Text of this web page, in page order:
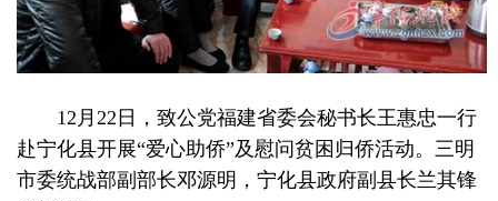
12月22日，致公党福建省委会秘书长王惠忠一行
赴宁化县开展“爱心助侨”及慰问贫困归侨活动。三明
市委统战部副部长邓源明，宁化县政府副县长兰其锋